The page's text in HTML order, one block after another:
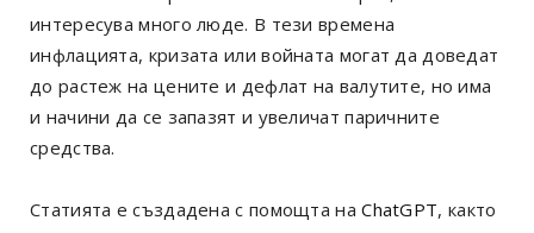
интересува много люде. В тези времена
инфлацията, кризата или войната могат да доведат
до растеж на цените и дефлат на валутите, но има
и начини да се запазят и увеличат паричните
средства.
Статията е създадена с помощта наChatGPT, както